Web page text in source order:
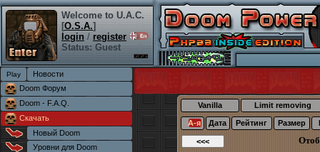
Welcome to U.A.C.
[O.S.A.]
login / register
Status: Guest
Новости
Doom Форум
Doom - F.A.Q.
Скачать
Новый Doom
Уровни для Doom
Vanilla Limit removing
А-я Дата Рейтинг Размер